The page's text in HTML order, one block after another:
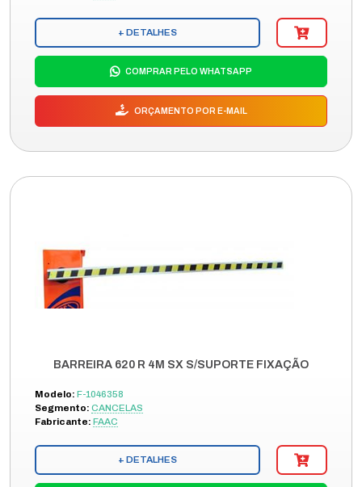
+ DETALHES
COMPRAR PELO WHATSAPP
ORÇAMENTO POR E-MAIL
BARREIRA 620 R 4M SX S/SUPORTE FIXAÇÃO
Modelo: F-1046358
Segmento: CANCELAS
Fabricante: FAAC
+ DETALHES